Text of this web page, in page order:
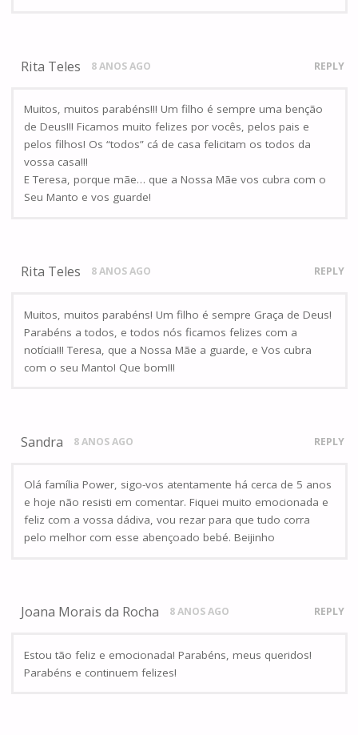
Rita Teles 8 ANOS AGO REPLY
Muitos, muitos parabéns!!! Um filho é sempre uma benção
de Deus!!! Ficamos muito felizes por vocês, pelos pais e
pelos filhos! Os “todos” cá de casa felicitam os todos da
vossa casa!!!
E Teresa, porque mãe… que a Nossa Mãe vos cubra com o
Seu Manto e vos guarde!
Rita Teles 8 ANOS AGO REPLY
Muitos, muitos parabéns! Um filho é sempre Graça de Deus!
Parabéns a todos, e todos nós ficamos felizes com a
notícia!!! Teresa, que a Nossa Mãe a guarde, e Vos cubra
com o seu Manto! Que bom!!!
Sandra 8 ANOS AGO REPLY
Olá família Power, sigo-vos atentamente há cerca de 5 anos
e hoje não resisti em comentar. Fiquei muito emocionada e
feliz com a vossa dádiva, vou rezar para que tudo corra
pelo melhor com esse abençoado bebé. Beijinho
Joana Morais da Rocha 8 ANOS AGO REPLY
Estou tão feliz e emocionada! Parabéns, meus queridos!
Parabéns e continuem felizes!